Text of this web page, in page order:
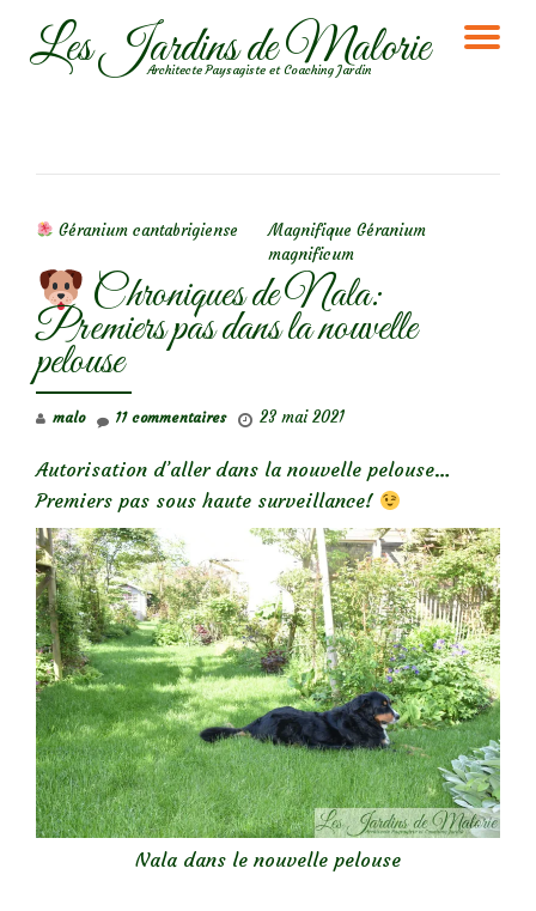
AllerLes Jardins de Malorie
Architecte Paysagiste et Coaching Jardin
Géranium cantabrigiense
Magnifique Géranium
magnificum
Chroniques de Nala:
Premiers pas dans la nouvelle
pelouse
malo 23 mai 2021
11 commentaires
Autorisation d’aller dans la nouvelle pelouse…
Premiers pas sous haute surveillance!
Nala dans le nouvelle pelouse